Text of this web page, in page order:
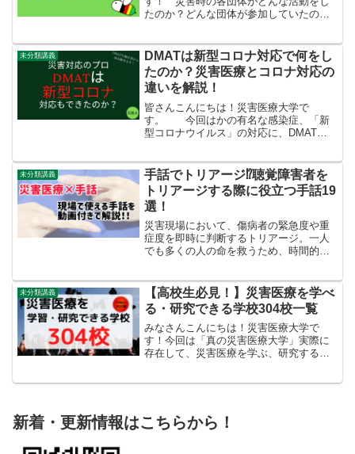
たのか？どんな団体が参加していたの
団体が何をしてきたのかを軽くまとめま
す！見つけたものから掲載してい...
未分類講義
DMATは新型コロナ対応で何をし
たのか？災害医療とコロナ対応の
違いを解説！
皆さんこんにちは！災害医療大学で
す。 今回はかの有名な感染症、「新
型コロナウイルス」の対応に、DMATが
「第22回救急・災害医療提供体制等の在
り方に関する検討会」で厚生...
未分類講義
手話でトリアージ⁉聴覚障害者を
トリアージする際に役立つ手話19
選！
災害現場において、傷病者の緊急度や重
症度を即時に判断するトリアージ。一人
でも多くの人の命を救うため、時間的な
いては、傷病者1人当たり30秒で行う必要
があるとされてい...
未分類講義
【高校生必見！】災害医療を学べ
る・研究できる学校304校一覧
みなさんこんにちは！災害医療大学で
す！今回は「真の災害医療大学」実際に
存在して、災害医療を学ぶ、研究するこ
新着・更新情報はこちらから！